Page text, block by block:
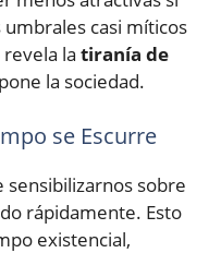
casi míticos
la tiranía de
la sociedad.
se Escurre
sobre
rápidamente. Esto
existencial,